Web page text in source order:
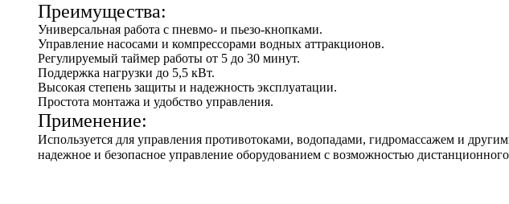
Преимущества:
Универсальная работа с пневмо- и пьезо-кнопками.
Управление насосами и компрессорами водных аттракционов.
Регулируемый таймер работы от 5 до 30 минут.
Поддержка нагрузки до 5,5 кВт.
Высокая степень защиты и надежность эксплуатации.
Простота монтажа и удобство управления.
Применение:
Используется для управления противотоками, водопадами, гидромассажем и
надежное и безопасное управление оборудованием с возможностью